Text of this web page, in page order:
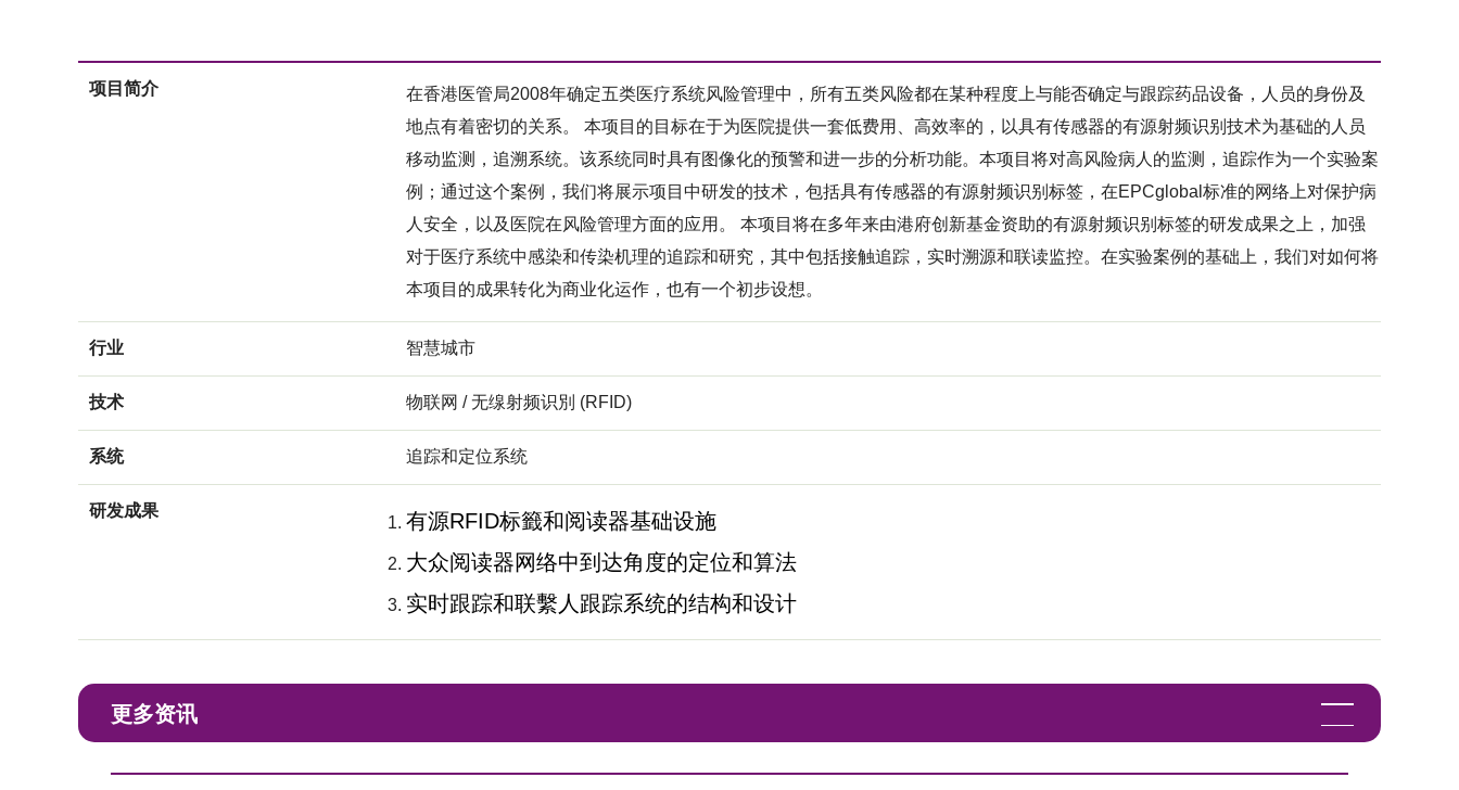
项目简介
在香港医管局2008年确定五类医疗系统风险管理中，所有五类风险都在某种程度上与能否确定与跟踪药品设备，人员的身份及
地点有着密切的关系。 本项目的目标在于为医院提供一套低费用、高效率的，以具有传感器的有源射频识别技术为基础的人员
移动监测，追溯系统。该系统同时具有图像化的预警和进一步的分析功能。本项目将对高风险病人的监测，追踪作为一个实验案
例；通过这个案例，我们将展示项目中研发的技术，包括具有传感器的有源射频识别标签，在EPCglobal标准的网络上对保护病
人安全，以及医院在风险管理方面的应用。 本项目将在多年来由港府创新基金资助的有源射频识别标签的研发成果之上，加强
对于医疗系统中感染和传染机理的追踪和研究，其中包括接触追踪，实时溯源和联读监控。在实验案例的基础上，我们对如何将
本项目的成果转化为商业化运作，也有一个初步设想。
行业 智慧城市
技术 物联网 / 无缐射频识別 (RFID)
系统 追踪和定位系统
研发成果
有源RFID标籤和阅读器基础设施
大众阅读器网络中到达角度的定位和算法
实时跟踪和联繫人跟踪系统的结构和设计
更多资讯